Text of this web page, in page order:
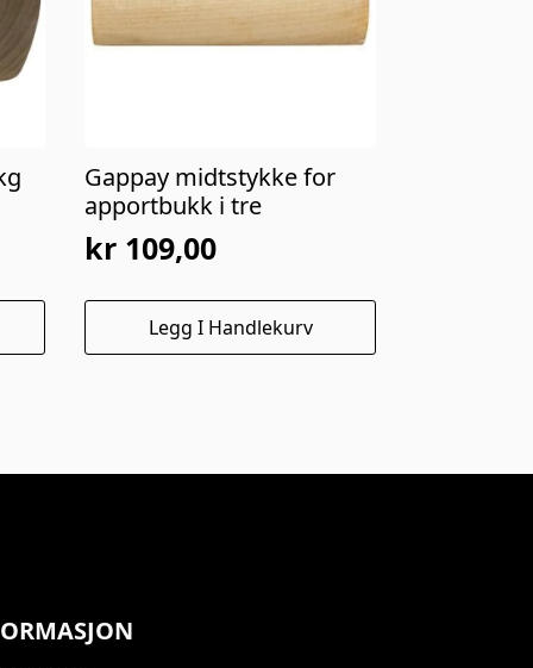
Gappay midtstykke for
apportbukk i tre
kr 109,00
Legg I Handlekurv